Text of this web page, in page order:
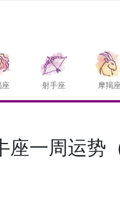
射手座 摩羯
座一周运势